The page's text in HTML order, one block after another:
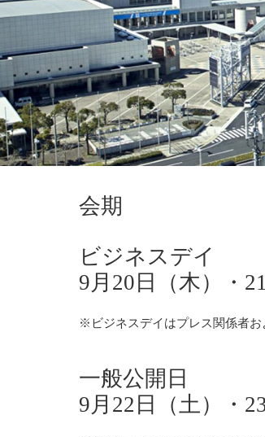
会期
ビジネスデイ
9月20日（木）・
※ビジネスデイはプレス関係者お
一般公開日
9月22日（土）・